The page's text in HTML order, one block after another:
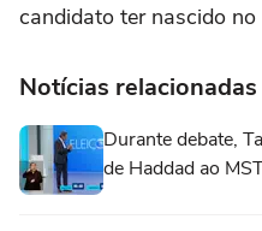
candidato ter nascido no
Notícias relacionadas
Durante debate,
de Haddad ao